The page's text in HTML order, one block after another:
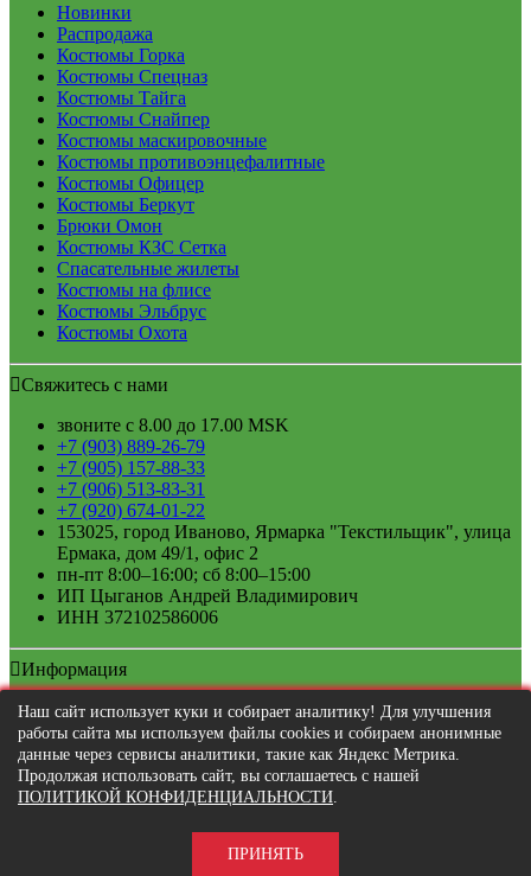
Новинки
Распродажа
Костюмы Горка
Костюмы Спецназ
Костюмы Тайга
Костюмы Снайпер
Костюмы маскировочные
Костюмы противоэнцефалитные
Костюмы Офицер
Костюмы Беркут
Брюки Омон
Костюмы КЗС Сетка
Спасательные жилеты
Костюмы на флисе
Костюмы Эльбрус
Костюмы Охота
Свяжитесь с нами
звоните с 8.00 до 17.00 MSK
+7 (903) 889-26-79
+7 (905) 157-88-33
+7 (906) 513-83-31
+7 (920) 674-01-22
153025, город Иваново, Ярмарка "Текстильщик", улица
Ермака, дом 49/1, офис 2
пн-пт 8:00–16:00; сб 8:00–15:00
ИП Цыганов Андрей Владимирович
ИНН 372102586006
Информация
Договор-оферта
Политика конфиденциальности
Пользовательское соглашение
Карта сайта
Наш сайт использует куки и собирает аналитику! Для улучшения
работы сайта мы используем файлы cookies и собираем анонимные
данные через сервисы аналитики, такие как Яндекс Метрика.
Продолжая использовать сайт, вы соглашаетесь с нашей
ПОЛИТИКОЙ КОНФИДЕНЦИАЛЬНОСТИ.
ПРИНЯТЬ